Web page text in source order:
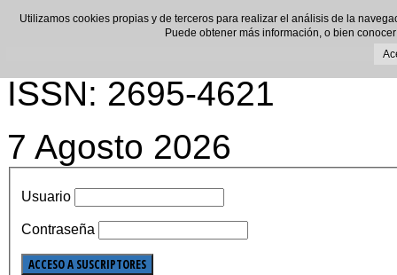
ISSN: 2695-4621
7 Agosto 2026
Usuario
Contraseña
Utilizamos cookies propias y de terceros para realizar el análisis de la
Puede obtener más información, o bien